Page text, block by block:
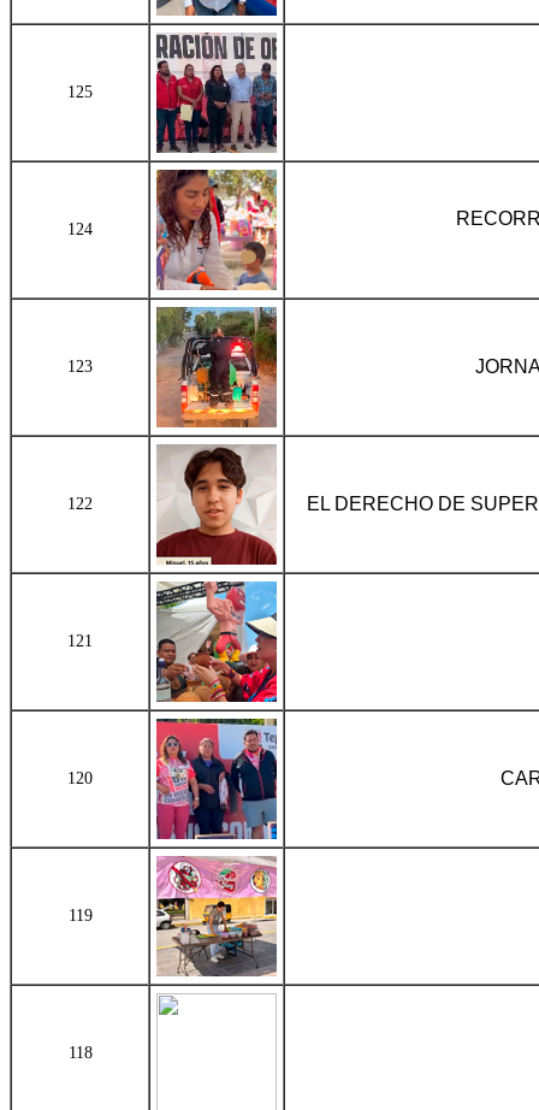
125
124
123
122 EL DERECHO DE
121
120
119
118